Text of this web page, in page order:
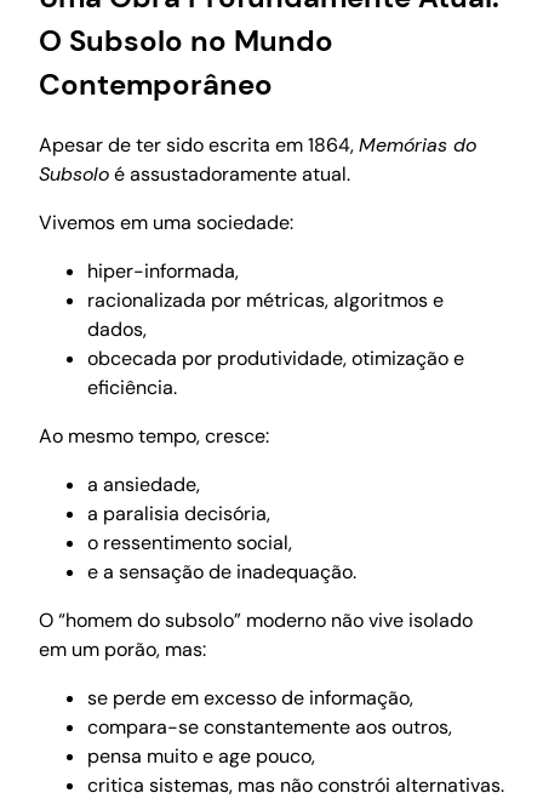
O Subsolo no Mundo
Contemporâneo
Apesar de ter sido escrita em 1864,Memórias do
Subsoloé assustadoramente atual.
Vivemos em uma sociedade:
hiper-informada,
racionalizada por métricas, algoritmos e
dados,
obcecada por produtividade, otimização e
eficiência.
Ao mesmo tempo, cresce:
a ansiedade,
a paralisia decisória,
o ressentimento social,
e a sensação de inadequação.
O “homem do subsolo” moderno não vive isolado
em um porão, mas:
se perde em excesso de informação,
compara-se constantemente aos outros,
pensa muito e age pouco,
critica sistemas, mas não constrói alternativas.